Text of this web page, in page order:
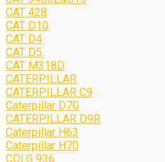
CAT 428
CAT D10
CAT D4
CAT D5
CAT M318D
CATERPILLAR
CATERPILLAR C9
Caterpillar D7G
CATERPILLAR D9R
Caterpillar H63
Caterpillar H70
CDLG 936